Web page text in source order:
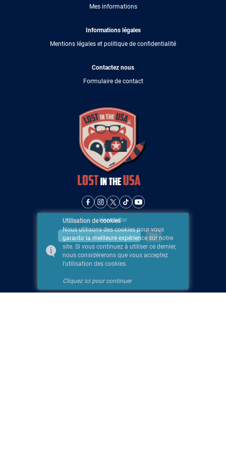
Mes informations
Informations légales
Mentions légales et politique de confidentialité
Contactez nous
Formulaire de contact
Newsletter
Utilisation de cookies
Nous utilisons des cookies pour vous
garantir la meilleure expérience sur notre
site. Si vous continuez à utiliser ce dernier,
nous considérerons que vous acceptez
l'utilisation des cookies.
Cliquez ici pour continuer